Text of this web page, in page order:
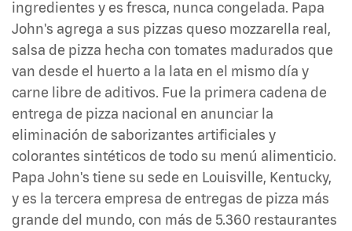
ingredientes y es fresca, nunca congelada. Papa
John's agrega a sus pizzas queso mozzarella real,
salsa de pizza hecha con tomates madurados que
van desde el huerto a la lata en el mismo día y
carne libre de aditivos. Fue la primera cadena de
entrega de pizza nacional en anunciar la
eliminación de saborizantes artificiales y
colorantes sintéticos de todo su menú alimenticio.
Papa John's tiene su sede en Louisville, Kentucky,
y es la tercera empresa de entregas de pizza más
grande del mundo, con más de 5.360 restaurantes